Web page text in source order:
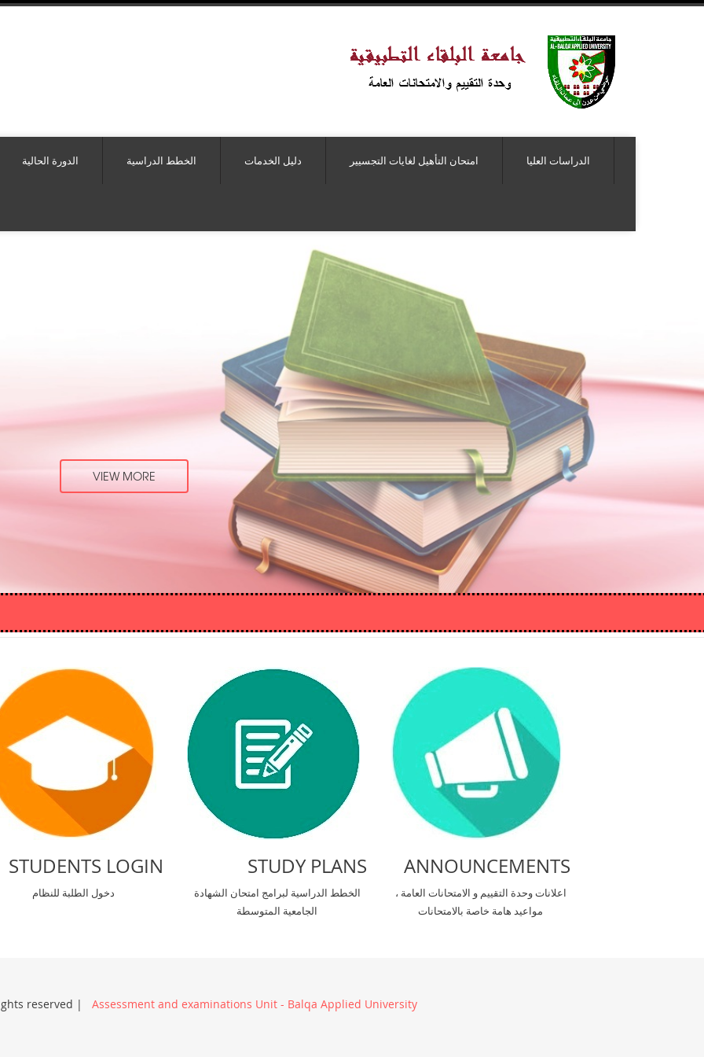
الدورة الحالية الخطط الدراسية دليل الخدمات امتحان التأهيل لغايات التجسيير الدراسات العليا
لامتحان التأهيل لغايات التجسير
STUDENTS LOGIN
دخول الطلبة للنظام
STUDY PLANS
الخطط الدراسية لبرامج امتحان الشهادة
الجامعية المتوسطة
ANNOUNCEMENTS
اعلانات وحدة التقييم و الامتحانات العامة ،
مواعيد هامة خاصة بالامتحانات
reserved | Assessment and examinations Unit - Balqa Applied University